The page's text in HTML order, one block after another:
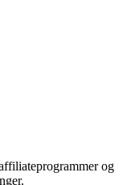
og